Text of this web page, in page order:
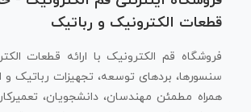
قطعات الکترونیک و رباتیک
فروشگاه قم الکترونیک با ارائه قطعات
سنسورها، بردهای توسعه، تجهیزات رباتیک و
همراه مطمئن مهندسان، دانشجویان،